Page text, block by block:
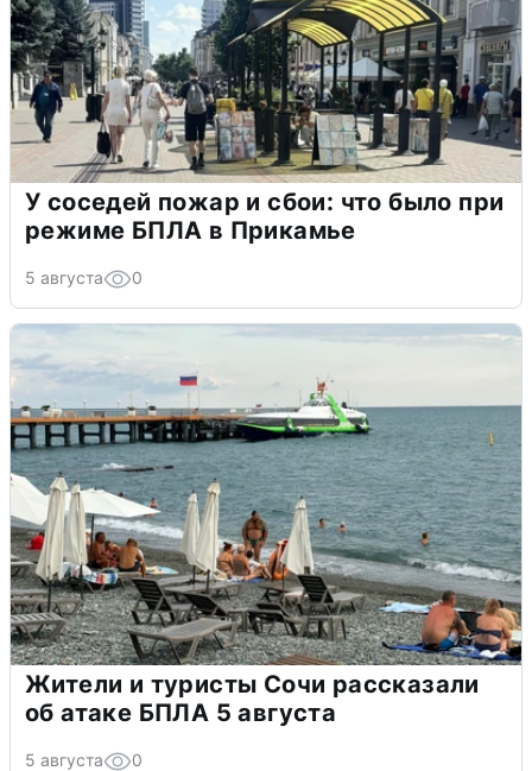
У соседей пожар и сбои: что было при
режиме БПЛА в Прикамье
5 августа 0
Жители и туристы Сочи рассказали
об атаке БПЛА 5 августа
5 августа 0